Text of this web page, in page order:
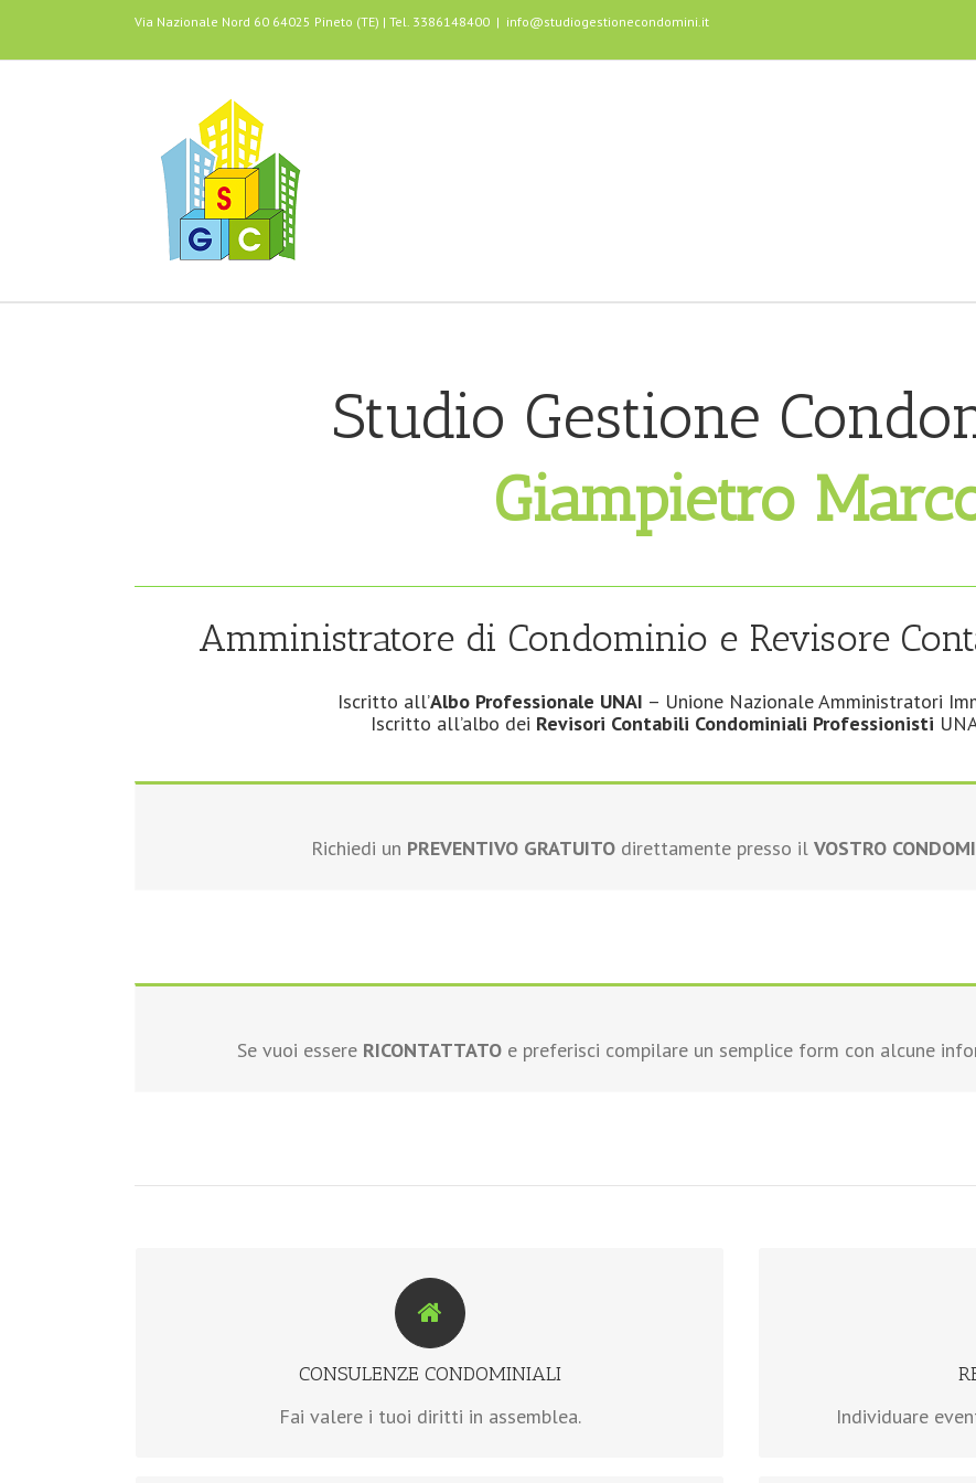
Via Nazionale Nord 60 64025 Pineto (TE) | Tel. 3386148400 | info@studiogestionecondomini.it
Studio Gestione
Giampietro
Amministratore di Condominio e Revisore
Iscritto all’Albo Professionale UNAI – Unione Nazionale Amministratori
Iscritto all’albo dei Revisori Contabili Condominiali Professionisti
Richiedi un PREVENTIVO GRATUITO direttamente presso il VOSTRO
Se vuoi essere RICONTATTATOe preferisci compilare un semplice form con alcune
CONSULENZE CONDOMINIALI
Fai valere i tuoi diritti in assemblea.
ANCHE MEDIANTE DELEGA IN ASSEMBLEA.
>>scopri di più
Individuare
L’assemblea
annualità
verifichi